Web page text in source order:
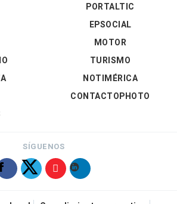
PORTALTIC
EPSOCIAL
MOTOR
TURISMO
NOTIMÉRICA
CONTACTOPHOTO
SÍGUENOS